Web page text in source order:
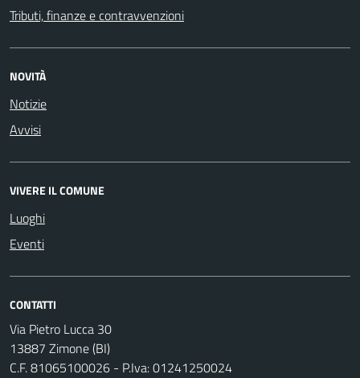
Tributi, finanze e contravvenzioni
NOVITÀ
Notizie
Avvisi
VIVERE IL COMUNE
Luoghi
Eventi
CONTATTI
Via Pietro Lucca 30
13887 Zimone (BI)
C.F. 81065100026 - P.Iva: 01241250024